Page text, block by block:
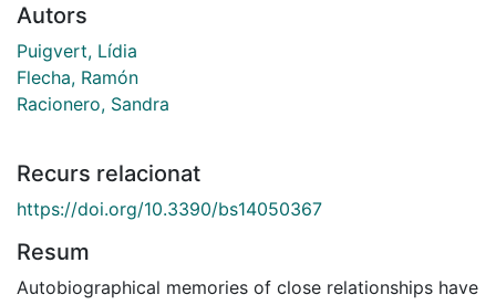
Autors
Puigvert, Lídia
Flecha, Ramón
Racionero, Sandra
Recurs relacionat
https://doi.org/10.3390/bs14050367
Resum
Autobiographical memories of close relationships have